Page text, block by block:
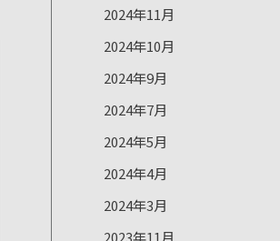
2024年11月
2024年10月
2024年9月
2024年7月
2024年5月
2024年4月
2024年3月
2023年11月